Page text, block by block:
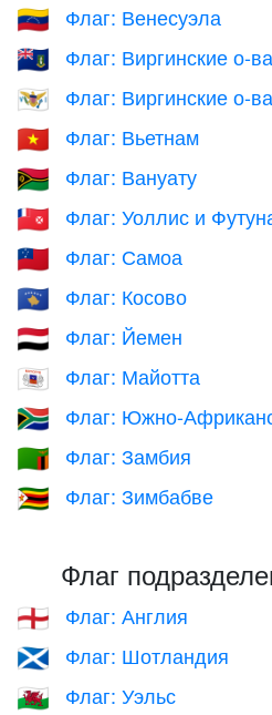
🇻🇪 Флаг: Венесуэла
🇻🇬 Флаг: Виргинские о-
🇻🇮 Флаг: Виргинские о-
🇻🇳 Флаг: Вьетнам
🇻🇺 Флаг: Вануату
🇼🇫 Флаг: Уоллис и
🇼🇸 Флаг: Самоа
🇽🇰 Флаг: Косово
🇾🇪 Флаг: Йемен
🇾🇹 Флаг: Майотта
🇿🇦 Флаг: Южно-
🇿🇲 Флаг: Замбия
🇿🇼 Флаг: Зимбабве
Флаг
🏴󠁧󠁢󠁥󠁮󠁧󠁿 Флаг: Англия
🏴󠁧󠁢󠁳󠁣󠁴󠁿 Флаг: Шотландия
🏴󠁧󠁢󠁷󠁬󠁳󠁿 Флаг: Уэльс